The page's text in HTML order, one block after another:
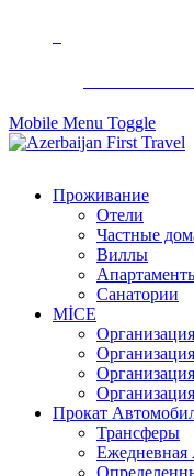
Mobile Menu Toggle
Проживание
Отели
Частные
Виллы
Санатории
MİCE
Прокат
Трансферы
Ежедневная